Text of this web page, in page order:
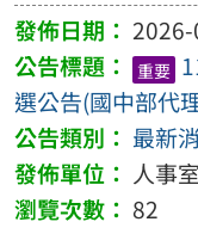
重要
選公告(國中部代
最新
人事室
82